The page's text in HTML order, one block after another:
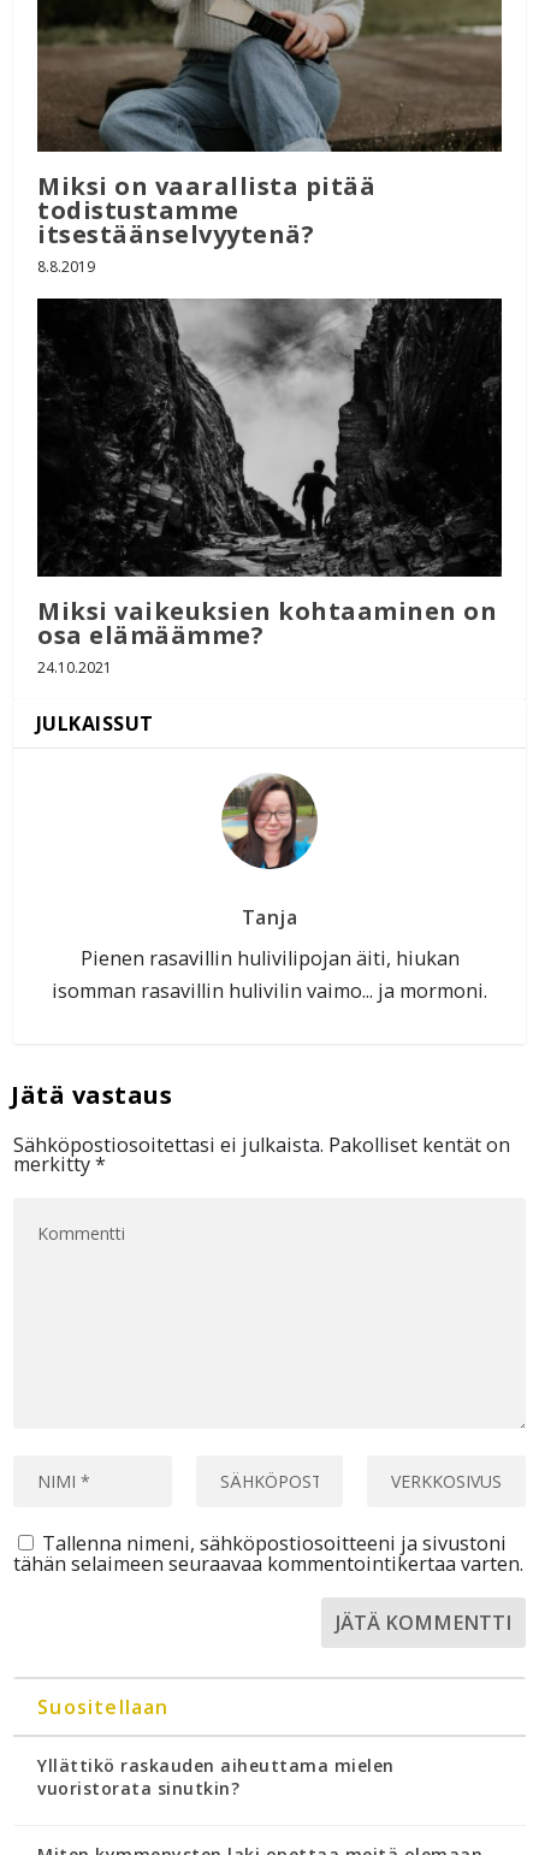
Miksi on vaarallista pitää
todistustamme
itsestäänselvyytenä?
8.8.2019
Miksi vaikeuksien kohtaaminen on
osa elämäämme?
24.10.2021
Tanja
Pienen rasavillin hulivilipojan äiti, hiukan
isomman rasavillin hulivilin vaimo... ja mormoni.
Sähköpostiosoitettasi ei julkaista. Pakolliset kentät on
merkitty*
Tallenna nimeni, sähköpostiosoitteeni ja sivustoni
tähän selaimeen seuraavaa kommentointikertaa varten.
Suositellaan
Yllättikö raskauden aiheuttama mielen
vuoristorata sinutkin?